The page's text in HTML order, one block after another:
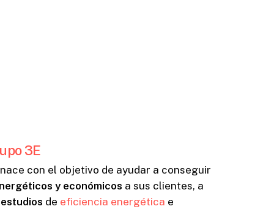
3E
nace con el objetivo de ayudar a conseguir
y económicos a sus clientes, a
estudios de eficiencia energética e